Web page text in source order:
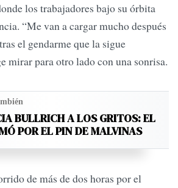
los trabajadores bajo su órbita
“Me van a cargar mucho después
el gendarme que la sigue
mirar para otro lado con una sonrisa.
BULLRICH A LOS GRITOS: EL
POR EL PIN DE MALVINAS
de más de dos horas por el